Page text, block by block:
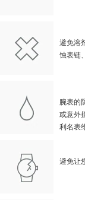
避免溶
蚀表链
腕表的
或意外
利名表
避免让